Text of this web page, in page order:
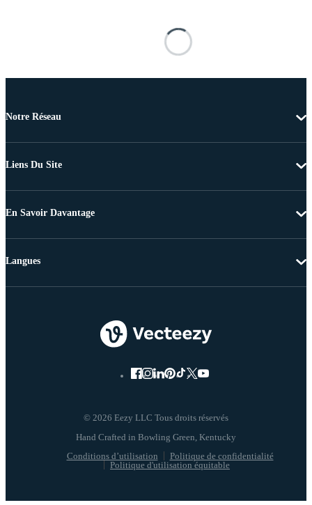
Notre Réseau
Liens Du Site
En Savoir Davantage
© 2026 Eezy LLC Tous droits réservés
Conditions d’utilisation
Politique de confidentialité
Politique d'utilisation équitable
Langues